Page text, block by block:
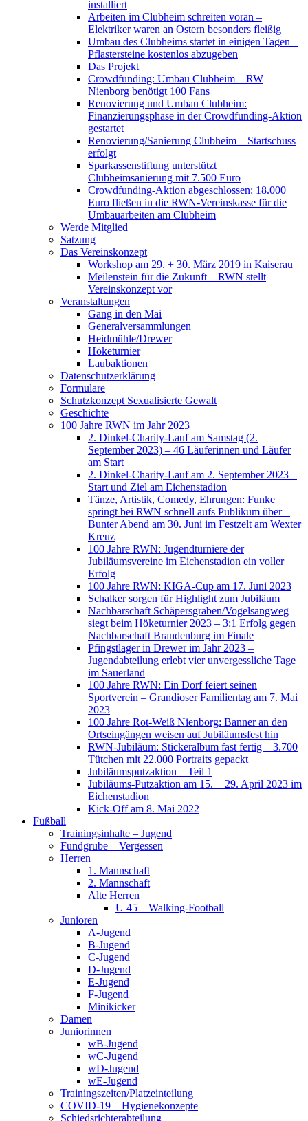
installiert
Arbeiten im Clubheim schreiten voran –
Elektriker waren an Ostern besonders fleißig
Umbau des Clubheims startet in einigen Tagen –
Pflastersteine kostenlos abzugeben
Das Projekt
Crowdfunding: Umbau Clubheim – RW
Nienborg benötigt 100 Fans
Renovierung und Umbau Clubheim:
Finanzierungsphase in der Crowdfunding-Aktion
gestartet
Renovierung/Sanierung Clubheim – Startschuss
erfolgt
Sparkassenstiftung unterstützt
Clubheimsanierung mit 7.500 Euro
Crowdfunding-Aktion abgeschlossen: 18.000
Euro fließen in die RWN-Vereinskasse für die
Umbauarbeiten am Clubheim
Werde Mitglied
Satzung
Das Vereinskonzept
Workshop am 29. + 30. März 2019 in Kaiserau
Meilenstein für die Zukunft – RWN stellt
Vereinskonzept vor
Veranstaltungen
Gang in den Mai
Generalversammlungen
Heidmühle/Drewer
Höketurnier
Laubaktionen
Datenschutzerklärung
Formulare
Schutzkonzept Sexualisierte Gewalt
Geschichte
100 Jahre RWN im Jahr 2023
2. Dinkel-Charity-Lauf am Samstag (2.
September 2023) – 46 Läuferinnen und Läufer
am Start
2. Dinkel-Charity-Lauf am 2. September 2023 –
Start und Ziel am Eichenstadion
Tänze, Artistik, Comedy, Ehrungen: Funke
springt bei RWN schnell aufs Publikum über –
Bunter Abend am 30. Juni im Festzelt am Wexter
Kreuz
100 Jahre RWN: Jugendturniere der
Jubiläumsvereine im Eichenstadion ein voller
Erfolg
100 Jahre RWN: KIGA-Cup am 17. Juni 2023
Schalker sorgen für Highlight zum Jubiläum
Nachbarschaft Schäpersgraben/Vogelsangweg
siegt beim Höketurnier 2023 – 3:1 Erfolg gegen
Nachbarschaft Brandenburg im Finale
Pfingstlager in Drewer im Jahr 2023 –
Jugendabteilung erlebt vier unvergessliche Tage
im Sauerland
100 Jahre RWN: Ein Dorf feiert seinen
Sportverein – Grandioser Familientag am 7. Mai
2023
100 Jahre Rot-Weiß Nienborg: Banner an den
Ortseingängen weisen auf Jubiläumsfest hin
RWN-Jubiläum: Stickeralbum fast fertig – 3.700
Tütchen mit 22.000 Portraits gepackt
Jubiläumsputzaktion – Teil 1
Jubiläums-Putzaktion am 15. + 29. April 2023 im
Eichenstadion
Kick-Off am 8. Mai 2022
Fußball
Trainingsinhalte – Jugend
Fundgrube – Vergessen
Herren
1. Mannschaft
2. Mannschaft
Alte Herren
U 45 – Walking-Football
Junioren
A-Jugend
B-Jugend
C-Jugend
D-Jugend
E-Jugend
F-Jugend
Minikicker
Damen
Juniorinnen
wB-Jugend
wC-Jugend
wD-Jugend
wE-Jugend
Trainingszeiten/Platzeinteilung
COVID-19 – Hygienekonzepte
Schiedsrichterabteilung